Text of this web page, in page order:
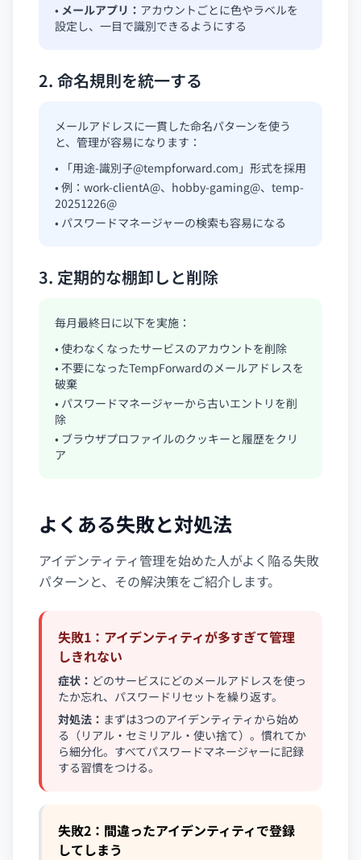
• メールアプリ： アカウントごとに色やラベルを
設定し、一目で識別できるようにする
2. 命名規則を統一する
メールアドレスに一貫した命名パターンを使う
と、管理が容易になります：
• 「用途-識別子@tempforward.com」形式を採用
• 例：work-clientA@、hobby-gaming@、temp-
20251226@
• パスワードマネージャーの検索も容易になる
3. 定期的な棚卸しと削除
毎月最終日に以下を実施：
• 使わなくなったサービスのアカウントを削除
• 不要になったTempForwardのメールアドレスを
破棄
• パスワードマネージャーから古いエントリを削
除
• ブラウザプロファイルのクッキーと履歴をクリ
ア
よくある失敗と対処法
アイデンティティ管理を始めた人がよく陥る失敗
パターンと、その解決策をご紹介します。
失敗1：アイデンティティが多すぎて管理
しきれない
症状： どのサービスにどのメールアドレスを使っ
たか忘れ、パスワードリセットを繰り返す。
対処法： まずは3つのアイデンティティから始め
る（リアル・セミリアル・使い捨て）。慣れてか
ら細分化。すべてパスワードマネージャーに記録
する習慣をつける。
失敗2：間違ったアイデンティティで登録
してしまう